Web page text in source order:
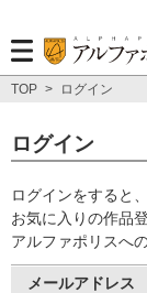
TOP > ログイン
ログイン
ログインをすると
お気に入りの作品
アルファポリスへ
メールアドレス